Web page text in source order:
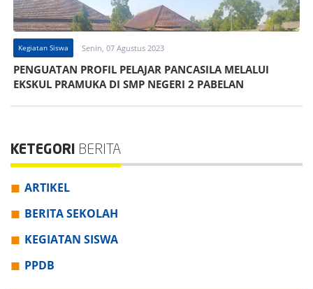
Kegiatan Siswa Senin, 07 Agustus 2023
PENGUATAN PROFIL PELAJAR PANCASILA MELALUI
EKSKUL PRAMUKA DI SMP NEGERI 2 PABELAN
KETEGORI BERITA
ARTIKEL
BERITA SEKOLAH
KEGIATAN SISWA
PPDB